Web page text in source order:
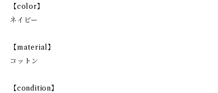
【color】
ネイビー
【material】
コットン
【condition】